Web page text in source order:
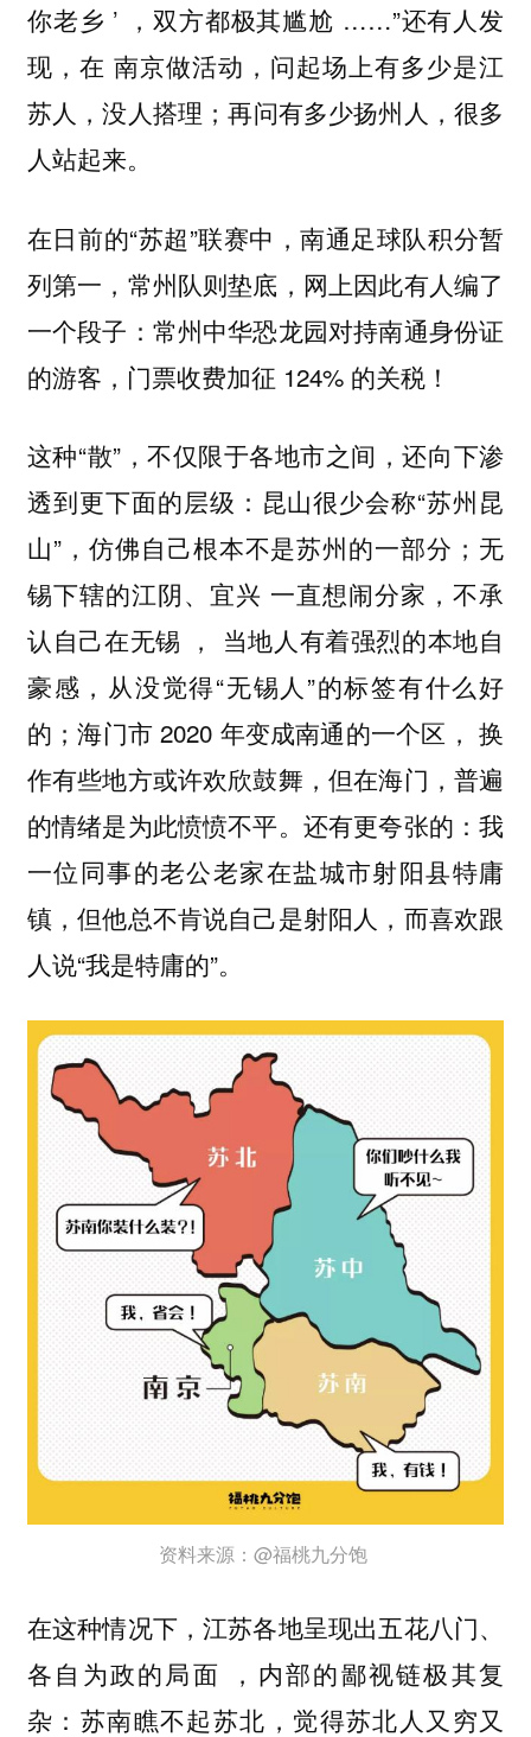
你老乡 ’ ，双方都极其尴尬 ……”还有人发
现，在 南京做活动，问起场上有多少是江
苏人，没人搭理；再问有多少扬州人，很多
人站起来。
在日前的“苏超”联赛中，南通足球队积分暂
列第一，常州队则垫底，网上因此有人编了
一个段子：常州中华恐龙园对持南通身份证
的游客，门票收费加征 124% 的关税！
这种“散”，不仅限于各地市之间，还向下渗
透到更下面的层级：昆山很少会称“苏州昆
山”，仿佛自己根本不是苏州的一部分；无
锡下辖的江阴、宜兴 一直想闹分家，不承
认自己在无锡 ， 当地人有着强烈的本地自
豪感，从没觉得“无锡人”的标签有什么好
的；海门市 2020 年变成南通的一个区， 换
作有些地方或许欢欣鼓舞，但在海门，普遍
的情绪是为此愤愤不平。还有更夸张的：我
一位同事的老公老家在盐城市射阳县特庸
镇，但他总不肯说自己是射阳人，而喜欢跟
人说“我是特庸的”。
资料来源：@福桃九分饱
在这种情况下，江苏各地呈现出五花八门、
各自为政的局面 ，内部的鄙视链极其复
杂：苏南瞧不起苏北，觉得苏北人又穷又